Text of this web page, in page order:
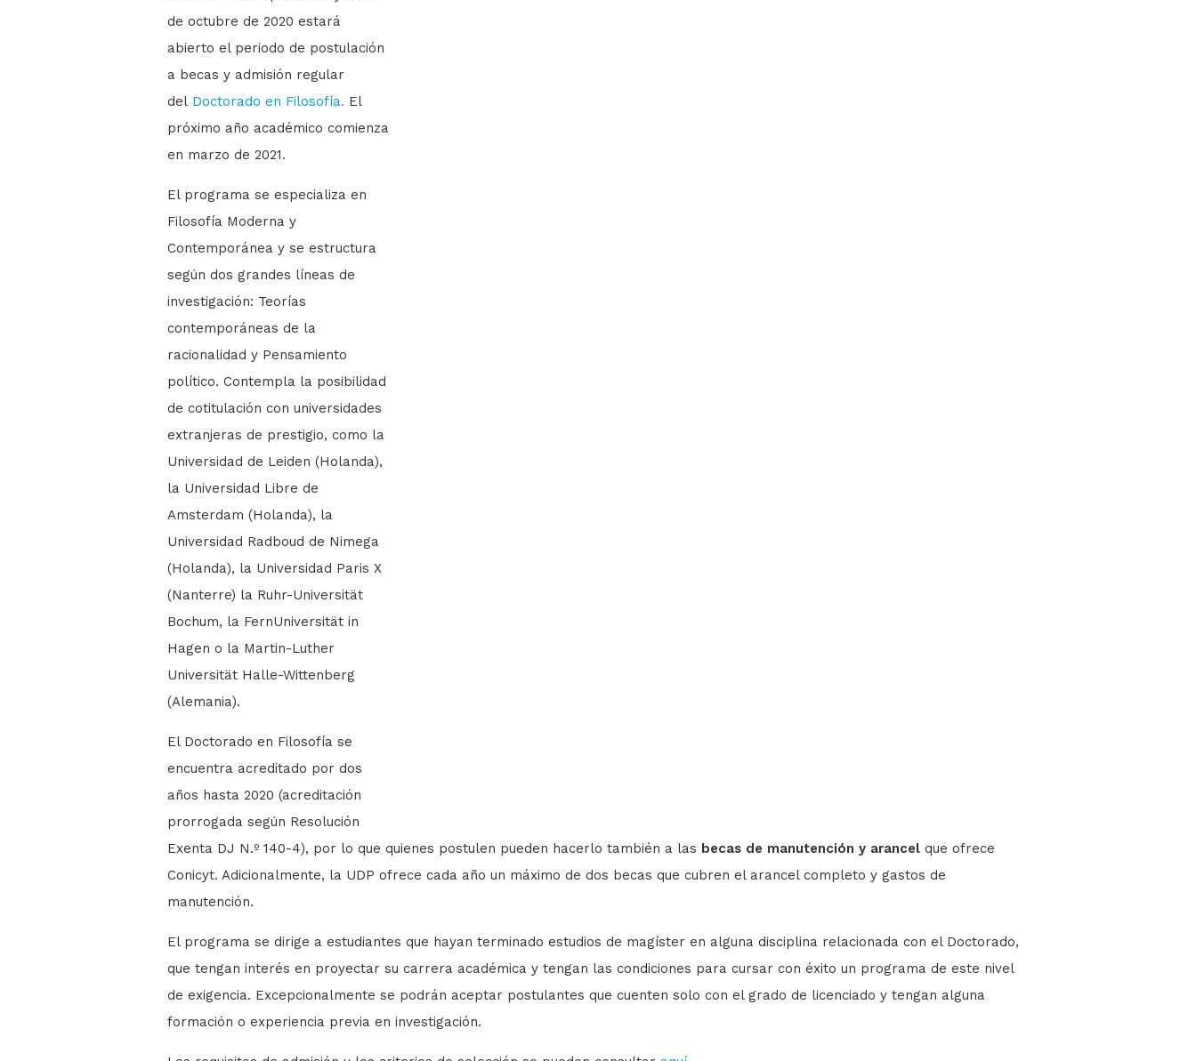
de octubre de 2020 estará
abierto el periodo de postulación
a becas y admisión regular
del Doctorado en Filosofía. El
próximo año académico comienza
en marzo de 2021.
El programa se especializa en
Filosofía Moderna y
Contemporánea y se estructura
según dos grandes líneas de
investigación: Teorías
contemporáneas de la
racionalidad y Pensamiento
político. Contempla la posibilidad
de cotitulación con universidades
extranjeras de prestigio, como la
Universidad de Leiden (Holanda),
la Universidad Libre de
Amsterdam (Holanda), la
Universidad Radboud de Nimega
(Holanda), la Universidad Paris X
(Nanterre) la Ruhr-Universität
Bochum, la FernUniversität in
Hagen o la Martin-Luther
Universität Halle-Wittenberg
(Alemania).
El Doctorado en Filosofía se
encuentra acreditado por dos
años hasta 2020 (acreditación
prorrogada según Resolución
Exenta DJ N.º 140-4), por lo que quienes postulen pueden hacerlo también a las becas de manutención y arancel que ofrece
Conicyt. Adicionalmente, la UDP ofrece cada año un máximo de dos becas que cubren el arancel completo y gastos de
manutención.
El programa se dirige a estudiantes que hayan terminado estudios de magíster en alguna disciplina relacionada con el Doctorado,
que tengan interés en proyectar su carrera académica y tengan las condiciones para cursar con éxito un programa de este nivel
de exigencia. Excepcionalmente se podrán aceptar postulantes que cuenten solo con el grado de licenciado y tengan alguna
formación o experiencia previa en investigación.